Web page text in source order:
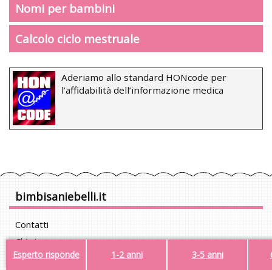
Esperto risponde 1-2 anni 3-5 anni
Nomi per bambini
Calcolo ciclo mestruale
Aderiamo allo standard HONcode per
l’affidabilità dell’informazione medica
bimbisaniebelli.it
Contatti
Chi siamo
Pubblicità